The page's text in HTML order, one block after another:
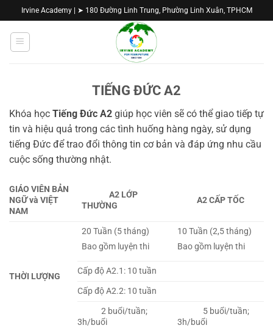
qua
nội
dung
Irvine Academy | ➤ 180 Đường Linh Trung, Phường Linh Xuân, TPHCM
TIẾNG ĐỨC A2
Khóa học Tiếng Đức A2 giúp học viên sẽ có thể giao tiếp tự
tin và hiệu quả trong các tình huống hàng ngày, sử dụng
tiếng Đức để trao đổi thông tin cơ bản và đáp ứng nhu cầu
cuộc sống thường nhật.
GIÁO VIÊN BẢN
NGỮ và VIỆT
NAM
A2 LỚP
THƯỜNG
A2 CẤP TỐC
THỜI LƯỢNG
20 Tuần (5 tháng)
Bao gồm luyện thi
10 Tuần (2,5 tháng)
Bao gồm luyện thi
Cấp độ A2.1: 10 tuần
Cấp độ A2.2: 10 tuần
2 buổi/tuần;
3h/buổi
5 buổi/tuần;
3h/buổi